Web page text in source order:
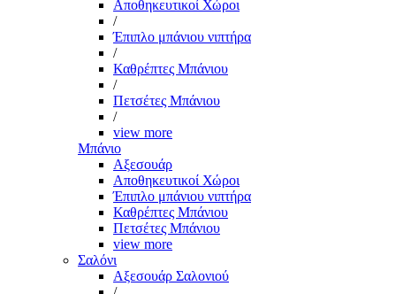
Αποθηκευτικοί Χώροι
/
Έπιπλο μπάνιου νιπτήρα
/
Καθρέπτες Μπάνιου
/
Πετσέτες Μπάνιου
/
view more
Μπάνιο
Αξεσουάρ
Αποθηκευτικοί Χώροι
Έπιπλο μπάνιου νιπτήρα
Καθρέπτες Μπάνιου
Πετσέτες Μπάνιου
view more
Σαλόνι
Αξεσουάρ Σαλονιού